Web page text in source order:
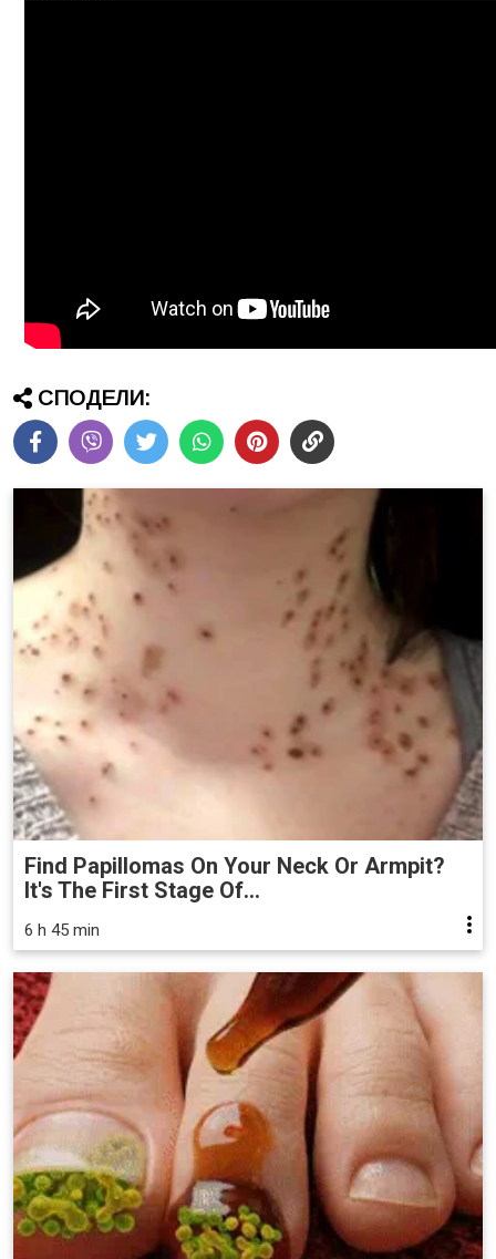
СПОДЕЛИ:
Find Papillomas On Your Neck Or Armpit?
It's The First Stage Of...
6 h 45 min